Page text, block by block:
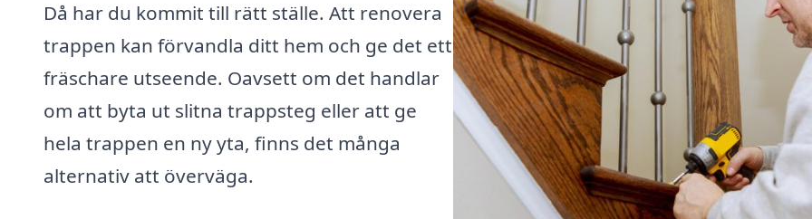
Då har du kommit till rätt ställe. Att renovera
trappen kan förvandla ditt hem och ge det ett
fräschare utseende. Oavsett om det handlar
om att byta ut slitna trappsteg eller att ge
hela trappen en ny yta, finns det många
alternativ att överväga.